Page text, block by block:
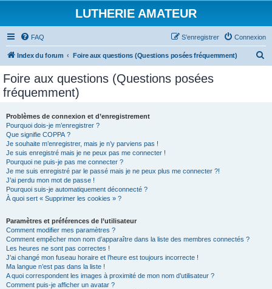
LUTHERIE AMATEUR
FAQ Connexion
S’enregistrer
Index du forum Foire aux questions (Questions posées fréquemment)
Foire aux questions (Questions posées
fréquemment)
Problèmes de connexion et d’enregistrement
Pourquoi dois-je m’enregistrer ?
Que signifie COPPA ?
Je souhaite m’enregistrer, mais je n’y parviens pas !
Je suis enregistré mais je ne peux pas me connecter !
Pourquoi ne puis-je pas me connecter ?
Je me suis enregistré par le passé mais je ne peux plus me connecter ?!
J’ai perdu mon mot de passe !
Pourquoi suis-je automatiquement déconnecté ?
À quoi sert « Supprimer les cookies » ?
Paramètres et préférences de l’utilisateur
Comment modifier mes paramètres ?
Comment empêcher mon nom d’apparaître dans la liste des membres connectés ?
Les heures ne sont pas correctes !
J’ai changé mon fuseau horaire et l’heure est toujours incorrecte !
Ma langue n’est pas dans la liste !
A quoi correspondent les images à proximité de mon nom d’utilisateur ?
Comment puis-je afficher un avatar ?